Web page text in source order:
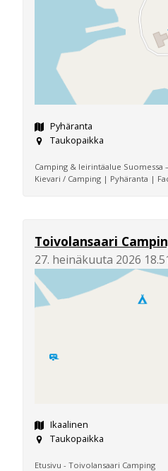
Pyhäranta
Taukopaikka
Camping & leirintäalue Suomessa
Kievari / Camping | Pyhäranta |
Toivolansaari
27. heinäkuuta 2026
Ikaalinen
Taukopaikka
Etusivu - Toivolansaari Camping